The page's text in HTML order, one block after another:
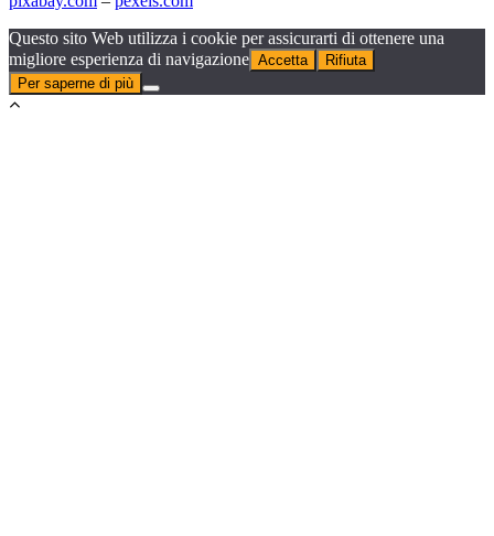
Questo sito Web utilizza i cookie per assicurarti di ottenere una
migliore esperienza di navigazione Accetta
Rifiuta
Per saperne di più